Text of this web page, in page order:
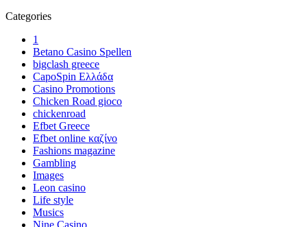
Categories
1
Betano Casino Spellen
bigclash greece
CapoSpin Ελλάδα
Casino Promotions
Chicken Road gioco
chickenroad
Efbet Greece
Efbet online καζίνο
Fashions magazine
Gambling
Images
Leon casino
Life style
Musics